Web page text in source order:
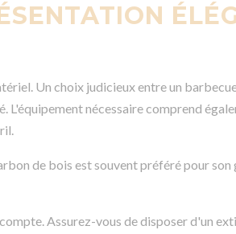
Un choix judicieux entre un
nécessaire comprend
de bois est souvent préféré pour
Assurez-vous de disposer d'un